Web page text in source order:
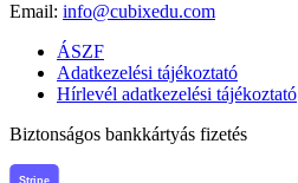
Email: info@cubixedu.com
ÁSZF
Adatkezelési tájékoztató
Hírlevél adatkezelési tájékoztató
Biztonságos bankkártyás fizetés